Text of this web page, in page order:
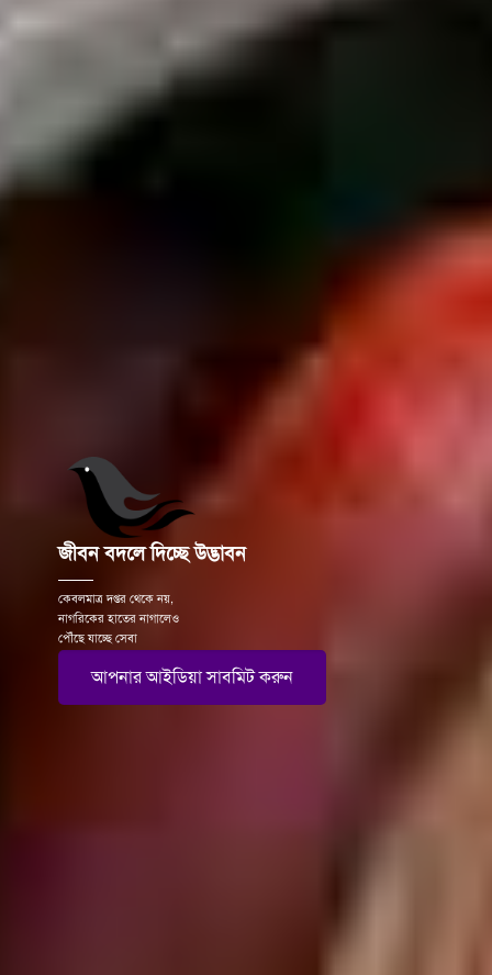
আপনার আইডিয়া সাবমিট করুন
জীবন বদলে দিচ্ছে উদ্ভাবন
কেবলমাত্র দপ্তর থেকে নয়,
নাগরিকের হাতের নাগালেও
পৌঁছে যাচ্ছে সেবা